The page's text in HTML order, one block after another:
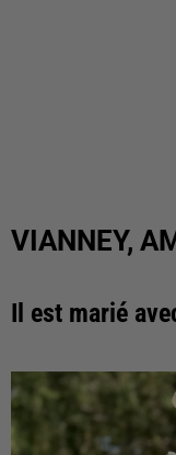
VIANNEY,
Il est marié